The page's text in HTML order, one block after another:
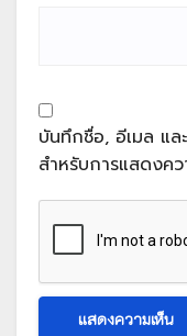
บันทึกชื่อ, อีเมล แล
สำหรับการแสดงค